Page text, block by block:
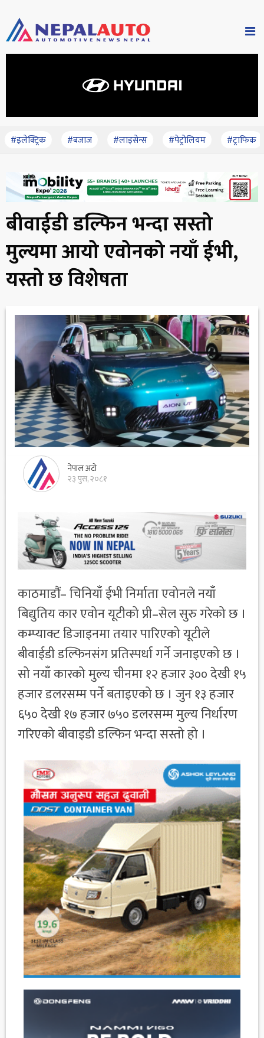
#इलेक्ट्रिक #बजाज #लाइसेन्स #पेट्रोलियम #ट्राफिक
बीवाईडी डल्फिन भन्दा सस्तो
मुल्यमा आयो एवोनको नयाँ ईभी,
यस्तो छ विशेषता
नेपाल अटो
२३ पुस, २०८१
काठमाडौं– चिनियाँ ईभी निर्माता एवोनले नयाँ
बिद्युतिय कार एवोन यूटीको प्री–सेल सुरु गरेको छ ।
कम्प्याक्ट डिजाइनमा तयार पारिएको यूटीले
बीवाईडी डल्फिनसंग प्रतिस्पर्धा गर्ने जनाइएको छ ।
सो नयाँ कारको मुल्य चीनमा १२ हजार ३०० देखी १५
हजार डलरसम्म पर्ने बताइएको छ । जुन १३ हजार
६५० देखी १७ हजार ७५० डलरसम्म मुल्य निर्धारण
गरिएको बीवाइडी डल्फिन भन्दा सस्तो हो ।